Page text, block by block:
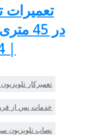
تعمیرات
در 45
| 09193056404
تعمیرکار تلویزیون سونی در 45
خدمات پس از فروش
نصاب تلویزیون سونی در 45 متری